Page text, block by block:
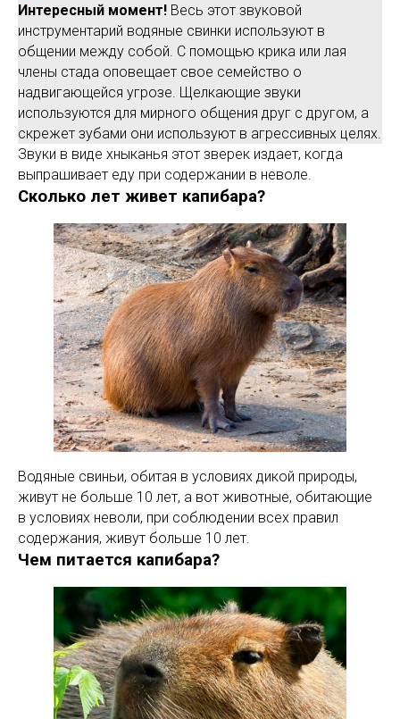
Интересный момент! Весь этот звуковой
инструментарий водяные свинки используют в
общении между собой. С помощью крика или лая
члены стада оповещает свое семейство о
надвигающейся угрозе. Щелкающие звуки
используются для мирного общения друг с другом, а
скрежет зубами они используют в агрессивных целях.
Звуки в виде хныканья этот зверек издает, когда
выпрашивает еду при содержании в неволе.
Сколько лет живет капибара?
Водяные свиньи, обитая в условиях дикой природы,
живут не больше 10 лет, а вот животные, обитающие
в условиях неволи, при соблюдении всех правил
содержания, живут больше 10 лет.
Чем питается капибара?